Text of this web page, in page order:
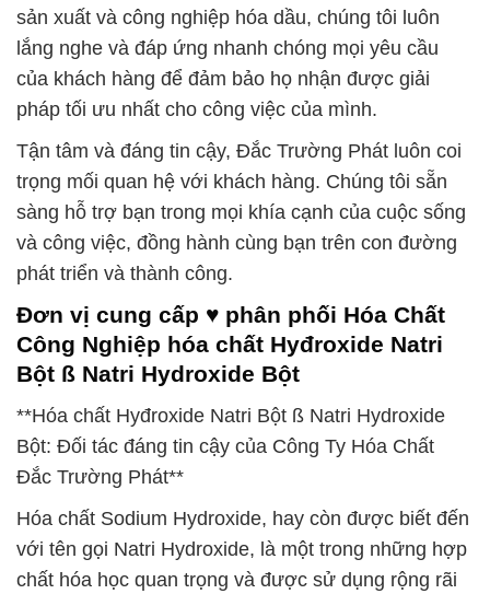
sản xuất và công nghiệp hóa dầu, chúng tôi luôn
lắng nghe và đáp ứng nhanh chóng mọi yêu cầu
của khách hàng để đảm bảo họ nhận được giải
pháp tối ưu nhất cho công việc của mình.
Tận tâm và đáng tin cậy, Đắc Trường Phát luôn coi
trọng mối quan hệ với khách hàng. Chúng tôi sẵn
sàng hỗ trợ bạn trong mọi khía cạnh của cuộc sống
và công việc, đồng hành cùng bạn trên con đường
phát triển và thành công.
Đơn vị cung cấp ♥ phân phối Hóa Chất
Công Nghiệp hóa chất Hyđroxide Natri
Bột ß Natri Hydroxide Bột
**Hóa chất Hyđroxide Natri Bột ß Natri Hydroxide
Bột: Đối tác đáng tin cậy của Công Ty Hóa Chất
Đắc Trường Phát**
Hóa chất Sodium Hydroxide, hay còn được biết đến
với tên gọi Natri Hydroxide, là một trong những hợp
chất hóa học quan trọng và được sử dụng rộng rãi